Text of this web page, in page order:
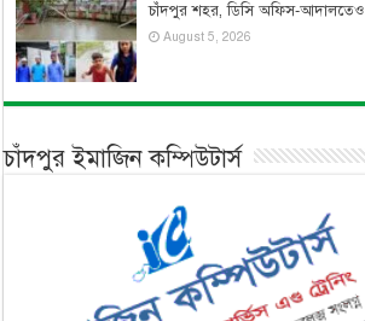
চাঁদপুর শহর, ডিসি অফিস-আদালতেও
August 5, 2026
চাঁদপুর ইমাজিন কম্পিউটার্স